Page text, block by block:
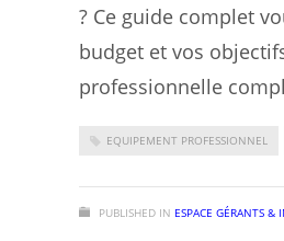
? Ce guide complet
budget et vos
professionnelle
EQUIPEMENT PROFESSIONNEL
PUBLISHED IN ESPACE GÉRANTS &